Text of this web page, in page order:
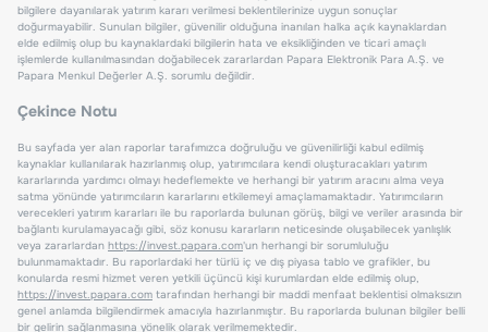
bilgilere dayanılarak yatırım kararı verilmesi beklentilerinize uygun sonuçlar
doğurmayabilir. Sunulan bilgiler, güvenilir olduğuna inanılan halka açık kaynaklardan
elde edilmiş olup bu kaynaklardaki bilgilerin hata ve eksikliğinden ve ticari amaçlı
işlemlerde kullanılmasından doğabilecek zararlardan Papara Elektronik Para A.Ş. ve
Papara Menkul Değerler A.Ş. sorumlu değildir.
Çekince Notu
Bu sayfada yer alan raporlar tarafımızca doğruluğu ve güvenilirliği kabul edilmiş
kaynaklar kullanılarak hazırlanmış olup, yatırımcılara kendi oluşturacakları yatırım
kararlarında yardımcı olmayı hedeflemekte ve herhangi bir yatırım aracını alma veya
satma yönünde yatırımcıların kararlarını etkilemeyi amaçlamamaktadır. Yatırımcıların
verecekleri yatırım kararları ile bu raporlarda bulunan görüş, bilgi ve veriler arasında bir
bağlantı kurulamayacağı gibi, söz konusu kararların neticesinde oluşabilecek yanlışlık
veya zararlardan https://invest.papara.com'un herhangi bir sorumluluğu
bulunmamaktadır. Bu raporlardaki her türlü iç ve dış piyasa tablo ve grafikler, bu
konularda resmi hizmet veren yetkili üçüncü kişi kurumlardan elde edilmiş olup,
https://invest.papara.com tarafından herhangi bir maddi menfaat beklentisi olmaksızın
genel anlamda bilgilendirmek amacıyla hazırlanmıştır. Bu raporlarda bulunan bilgiler belli
bir gelirin sağlanmasına yönelik olarak verilmemektedir.